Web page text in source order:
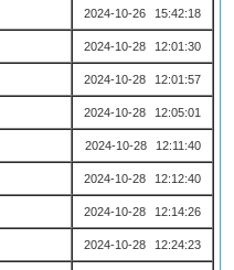
2024-10-26 15:42:18
2024-10-28 12:01:30
2024-10-28 12:01:57
2024-10-28 12:05:01
2024-10-28 12:11:40
2024-10-28 12:12:40
2024-10-28 12:14:26
2024-10-28 12:24:23